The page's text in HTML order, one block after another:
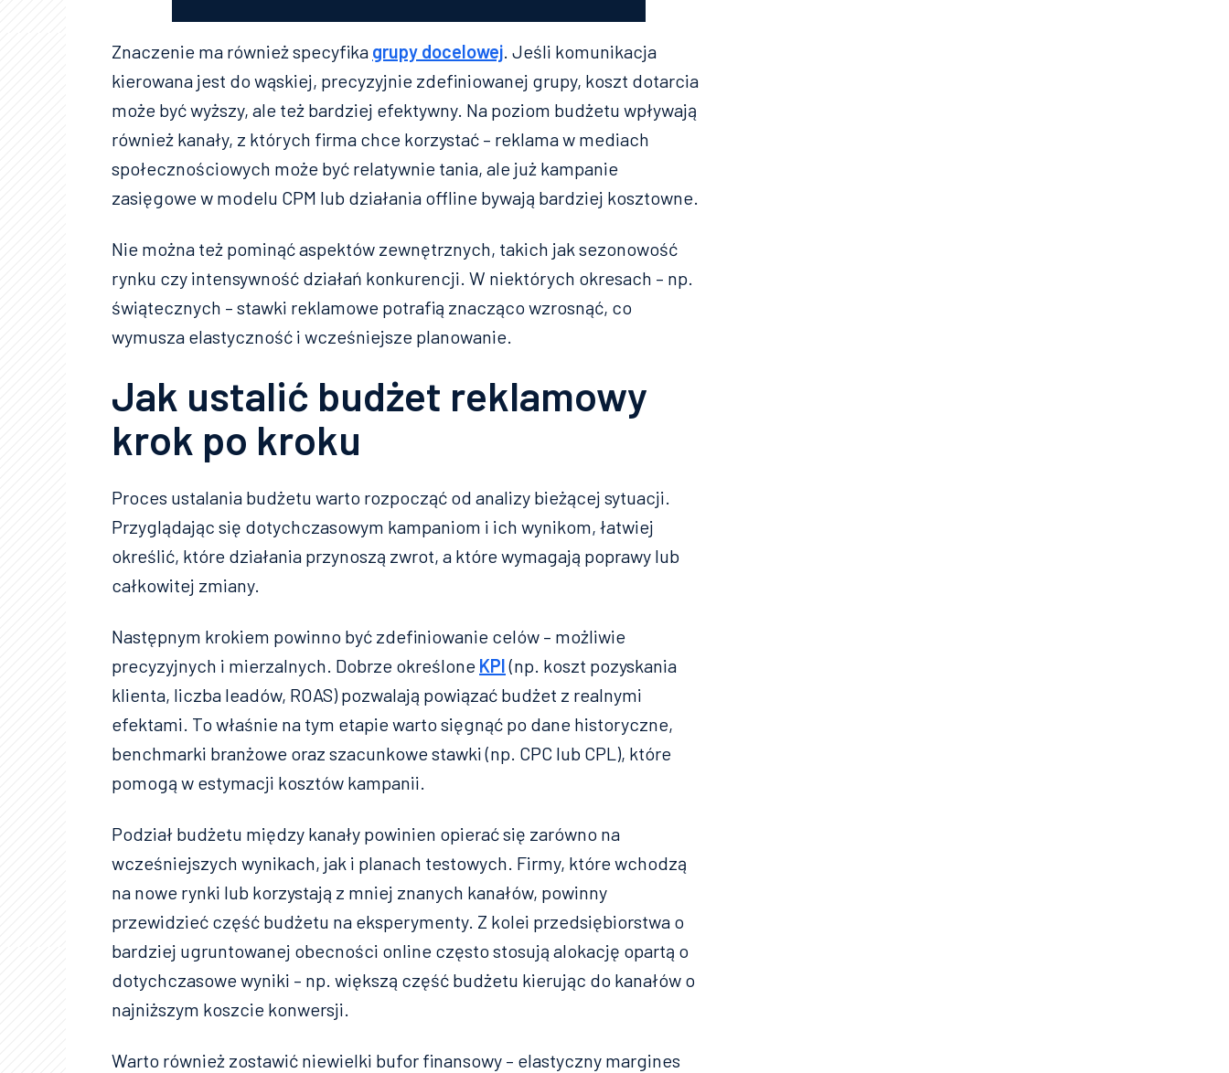
Znaczenie ma również specyfika grupy docelowej. Jeśli komunikacja
kierowana jest do wąskiej, precyzyjnie zdefiniowanej grupy, koszt dotarcia
może być wyższy, ale też bardziej efektywny. Na poziom budżetu wpływają
również kanały, z których firma chce korzystać – reklama w mediach
społecznościowych może być relatywnie tania, ale już kampanie
zasięgowe w modelu CPM lub działania offline bywają bardziej kosztowne.
Nie można też pominąć aspektów zewnętrznych, takich jak sezonowość
rynku czy intensywność działań konkurencji. W niektórych okresach – np.
świątecznych – stawki reklamowe potrafią znacząco wzrosnąć, co
wymusza elastyczność i wcześniejsze planowanie.
Jak ustalić budżet reklamowy
krok po kroku
Proces ustalania budżetu warto rozpocząć od analizy bieżącej sytuacji.
Przyglądając się dotychczasowym kampaniom i ich wynikom, łatwiej
określić, które działania przynoszą zwrot, a które wymagają poprawy lub
całkowitej zmiany.
Następnym krokiem powinno być zdefiniowanie celów – możliwie
precyzyjnych i mierzalnych. Dobrze określone KPI(np. koszt pozyskania
klienta, liczba leadów, ROAS) pozwalają powiązać budżet z realnymi
efektami. To właśnie na tym etapie warto sięgnąć po dane historyczne,
benchmarki branżowe oraz szacunkowe stawki (np. CPC lub CPL), które
pomogą w estymacji kosztów kampanii.
Podział budżetu między kanały powinien opierać się zarówno na
wcześniejszych wynikach, jak i planach testowych. Firmy, które wchodzą
na nowe rynki lub korzystają z mniej znanych kanałów, powinny
przewidzieć część budżetu na eksperymenty. Z kolei przedsiębiorstwa o
bardziej ugruntowanej obecności online często stosują alokację opartą o
dotychczasowe wyniki – np. większą część budżetu kierując do kanałów o
najniższym koszcie konwersji.
Warto również zostawić niewielki bufor finansowy – elastyczny margines